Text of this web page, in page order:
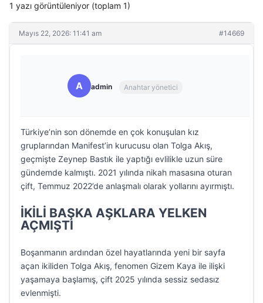
1 yazı görüntüleniyor (toplam 1)
Mayıs 22, 2026: 11:41 am #14669
A admin Anahtar yönetici
Türkiye’nin son dönemde en çok konuşulan kız
gruplarından Manifest’in kurucusu olan Tolga Akış,
geçmişte Zeynep Bastık ile yaptığı evlilikle uzun süre
gündemde kalmıştı. 2021 yılında nikah masasına oturan
çift, Temmuz 2022’de anlaşmalı olarak yollarını ayırmıştı.
İKİLİ BAŞKA AŞKLARA YELKEN
AÇMIŞTI
Boşanmanın ardından özel hayatlarında yeni bir sayfa
açan ikiliden Tolga Akış, fenomen Gizem Kaya ile ilişki
yaşamaya başlamış, çift 2025 yılında sessiz sedasız
evlenmişti.